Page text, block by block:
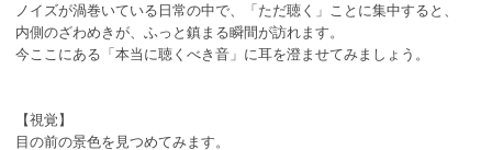
ノイズが渦巻いている日常の中で、「ただ聴く」ことに集中すると、
内側のざわめきが、ふっと鎮まる瞬間が訪れます。
今ここにある「本当に聴くべき音」に耳を澄ませてみましょう。
【視覚】
目の前の景色を見つめてみます。